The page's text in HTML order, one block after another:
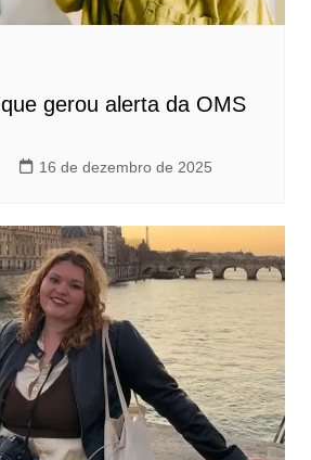
gerou alerta da OMS
16 de dezembro de 2025